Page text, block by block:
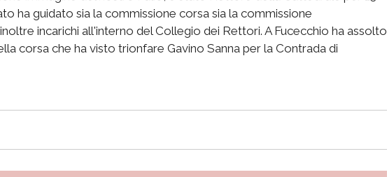
ha guidato sia la commissione corsa sia la commissione
incarichi all'interno del Collegio dei Rettori. A Fucecchio ha assolto
corsa che ha visto trionfare Gavino Sanna per la Contrada di